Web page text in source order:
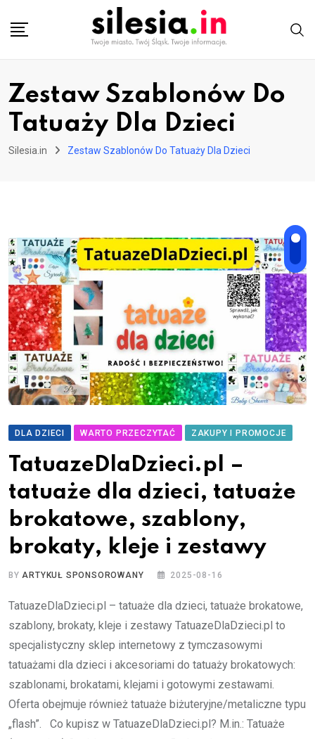
Zestaw Szablonów Do
Tatuaży Dla Dzieci
Silesia.in Zestaw Szablonów Do Tatuaży Dla Dzieci
DLA DZIECI WARTO PRZECZYTAĆ ZAKUPY I PROMOCJE
TatuazeDlaDzieci.pl –
tatuaże dla dzieci, tatuaże
brokatowe, szablony,
brokaty, kleje i zestawy
BYARTYKUŁ SPONSOROWANY 2025-08-16
TatuazeDlaDzieci.pl – tatuaże dla dzieci, tatuaże brokatowe,
szablony, brokaty, kleje i zestawy TatuazeDlaDzieci.pl to
specjalistyczny sklep internetowy z tymczasowymi
tatuażami dla dzieci i akcesoriami do tatuaży brokatowych:
szablonami, brokatami, klejami i gotowymi zestawami.
Oferta obejmuje również tatuaże biżuteryjne/metaliczne typu
„flash”. Co kupisz w TatuazeDlaDzieci.pl? M.in.: Tatuaże